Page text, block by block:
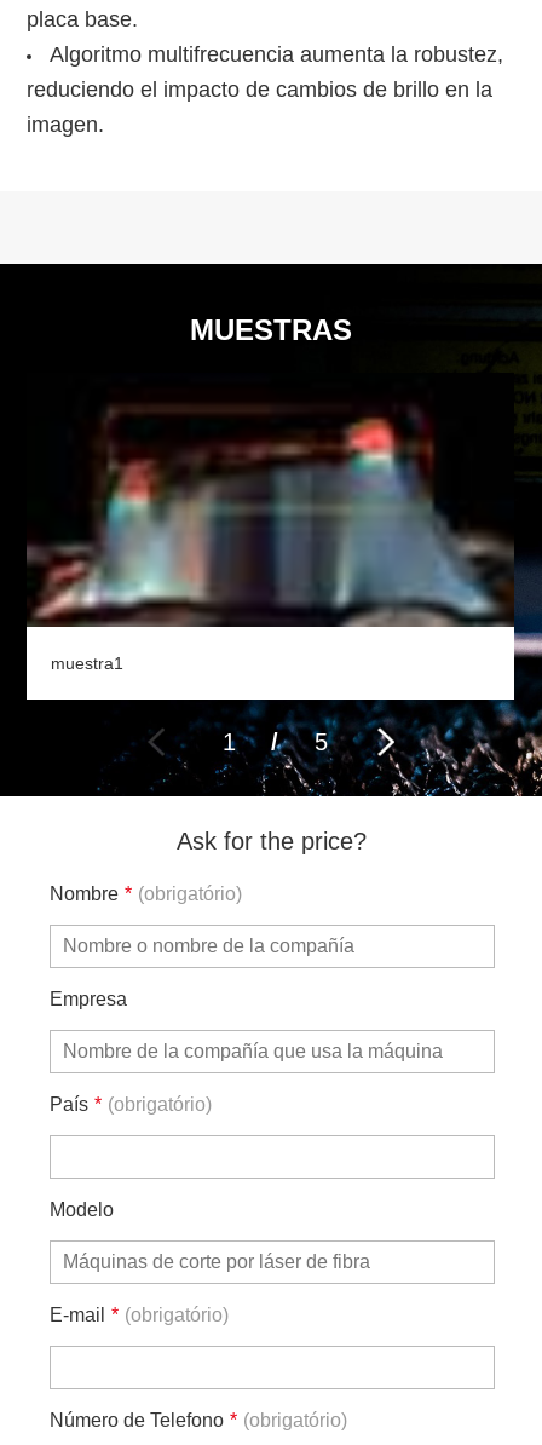
placa base.
Algoritmo multifrecuencia aumenta la robustez,
reduciendo el impacto de cambios de brillo en la
imagen.
MUESTRAS
muestra1
1 / 5
Ask for the price?
Nombre * (obrigatório)
Empresa
País * (obrigatório)
Modelo
E-mail * (obrigatório)
Número de Telefono * (obrigatório)